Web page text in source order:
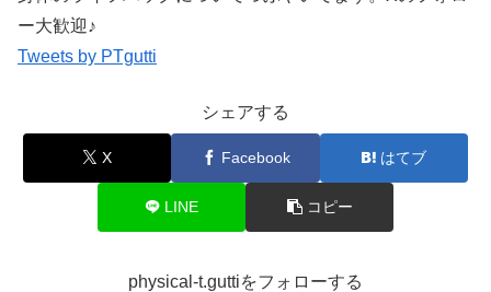
ー大歓迎♪
Tweets by PTgutti
シェアする
X Facebook はてブ
LINE コピー
physical-t.guttiをフォローする